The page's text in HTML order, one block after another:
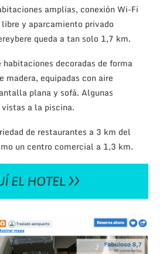
amplias, conexión Wi-Fi
y aparcamiento privado
queda a tan solo 1,7 km.
decoradas de forma
madera, equipadas con aire
plana y sofá. Algunas
a la piscina.
de restaurantes a 3 km del
un centro comercial a 1,3 km.